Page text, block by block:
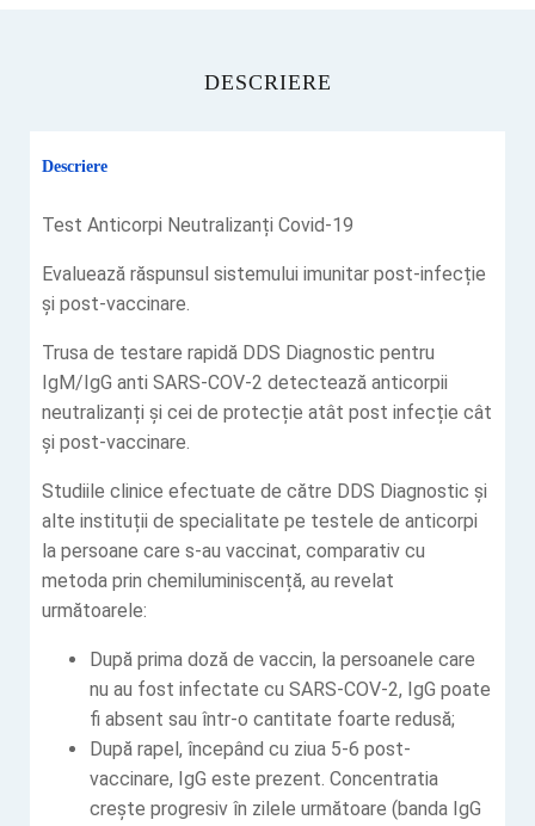
DESCRIERE
Descriere
Test Anticorpi Neutralizanți Covid-19
Evaluează răspunsul sistemului imunitar post-infecție
și post-vaccinare.
Trusa de testare rapidă DDS Diagnostic pentru
IgM/IgG anti SARS-COV-2 detectează anticorpii
neutralizanți și cei de protecție atât post infecție cât
și post-vaccinare.
Studiile clinice efectuate de către DDS Diagnostic și
alte instituții de specialitate pe testele de anticorpi
la persoane care s-au vaccinat, comparativ cu
metoda prin chemiluminiscență, au revelat
următoarele:
După prima doză de vaccin, la persoanele care
nu au fost infectate cu SARS-COV-2, IgG poate
fi absent sau într-o cantitate foarte redusă;
După rapel, începând cu ziua 5-6 post-
vaccinare, IgG este prezent. Concentratia
crește progresiv în zilele următoare (banda IgG